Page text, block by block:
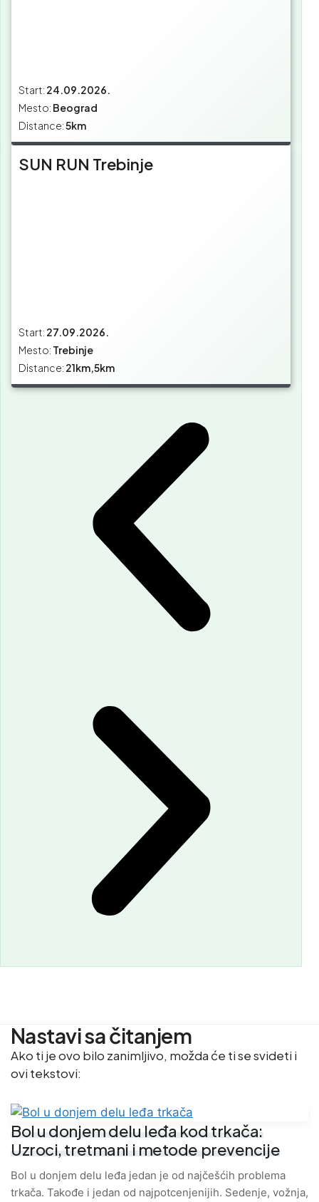
Start: 24.09.2026.
Mesto: Beograd
Distance:5km
SUN RUN Trebinje
Start: 27.09.2026.
Mesto: Trebinje
Distance: 21km,5km
Nastavi sa čitanjem
Ako ti je ovo bilo zanimljivo, možda će ti se svideti i
ovi tekstovi:
Bol u donjem delu leđa kod trkača:
Uzroci, tretmani i metode prevencije
Bol u donjem delu leđa jedan je od najčešćih problema
trkača. Takođe i jedan od najpotcenjenijih. Sedenje, vožnja,